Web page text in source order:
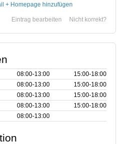
+ Homepage hinzufügen
Nicht korrekt?
Eintrag bearbeiten
08:00‑13:00
15:00‑18:00
08:00‑13:00
15:00‑18:00
08:00‑13:00
15:00‑18:00
08:00‑13:00
15:00‑18:00
08:00‑13:00